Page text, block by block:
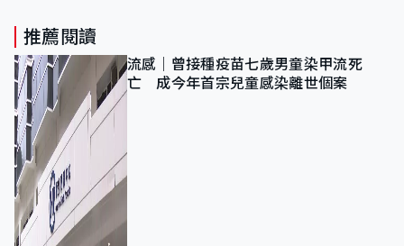
推薦閱讀
流感｜曾接種疫苗七歲男童染甲流死
亡 成今年首宗兒童感染離世個案